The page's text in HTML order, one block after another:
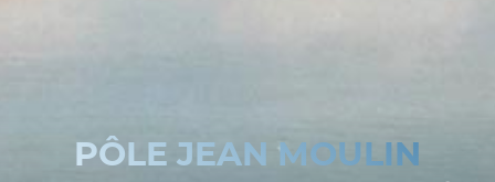
PÔLE JEAN MOULIN